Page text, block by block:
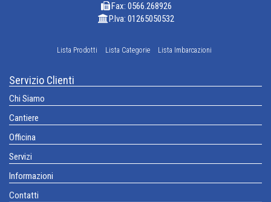
Fax: 0566.268926
P.Iva: 01265050532
Lista Prodotti Lista Categorie Lista Imbarcazioni
Servizio Clienti
Chi Siamo
Cantiere
Officina
Servizi
Informazioni
Contatti